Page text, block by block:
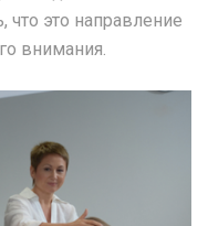
что это направление
внимания.